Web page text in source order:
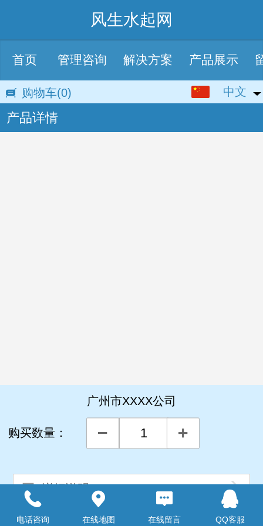
风生水起网
首页 管理咨询 解决方案 产品展示
购物车(0) 中文
中文
产品详情
广州市XXXX公司
购买数量：
详细说明
电话咨询 在线地图 在线留言 QQ客服